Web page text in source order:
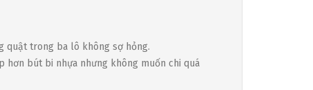
quật trong ba lô không sợ hỏng.
hơn bút bi nhựa nhưng không muốn chi quá